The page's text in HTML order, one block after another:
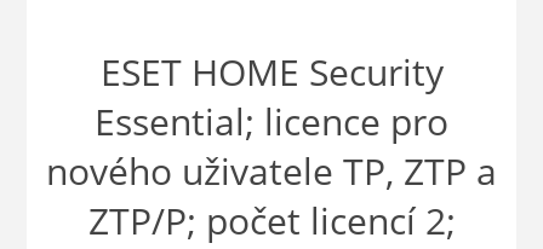
ESET HOME Security
Essential; licence pro
nového uživatele TP, ZTP a
ZTP/P; počet licencí 2;